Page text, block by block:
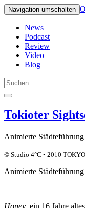
Navigation umschalten
News
Podcast
Review
Video
Blog
Tokioter
Animierte
© Studio 4°C • 2010
Animierte
Honey, ein 16 Jahre